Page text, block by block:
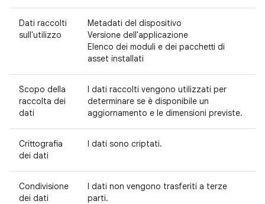
Dati raccolti
sull'utilizzo
Metadati del dispositivo
Versione dell'applicazione
Elenco dei moduli e dei pacchetti di
asset installati
Scopo della
raccolta dei
dati
I dati raccolti vengono utilizzati per
determinare se è disponibile un
aggiornamento e le dimensioni previste.
Crittografia
dei dati
I dati sono criptati.
Condivisione
dei dati
I dati non vengono trasferiti a terze
parti.